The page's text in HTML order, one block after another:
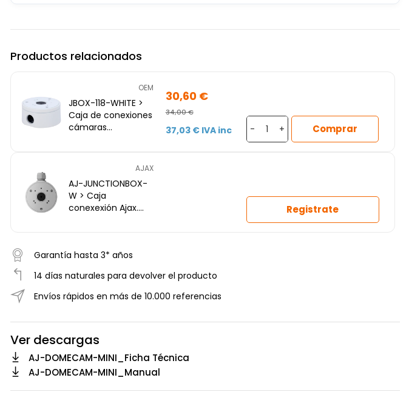
Productos relacionados
OEM
JBOX-118-WHITE >
Caja de conexiones
cámaras
WHITE - compatible
aluminio, IP66
30,60 €
34,00 €
37,03 € IVA inc - + Comprar
AJAX
AJ-JUNCTIONBOX-
W > Caja
conexexión Ajax.
Turret Ajax
Registrate
Garantía hasta 3* años
14 días naturales para devolver el producto
Envíos rápidos en más de 10.000 referencias
Ver descargas
AJ-DOMECAM-MINI_Ficha Técnica
AJ-DOMECAM-MINI_Manual